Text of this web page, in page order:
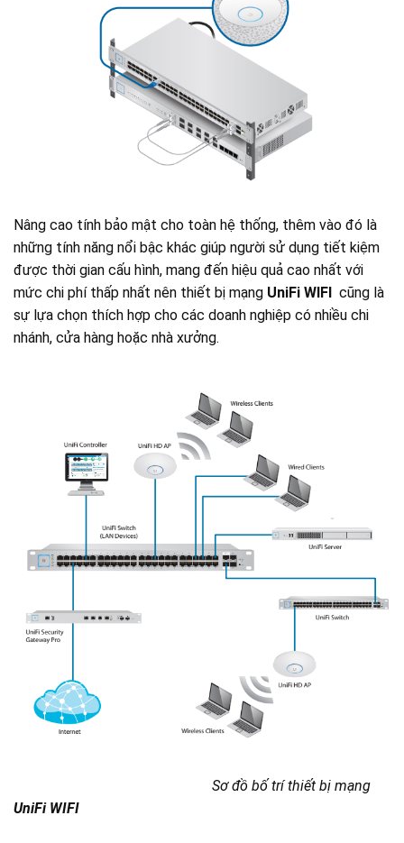
Nâng cao tính bảo mật cho toàn hệ thống, thêm vào đó là
những tính năng nổi bậc khác giúp người sử dụng tiết kiệm
được thời gian cấu hình, mang đến hiệu quả cao nhất với
mức chi phí thấp nhất nên thiết bị mạng UniFi WIFI cũng là
sự lựa chọn thích hợp cho các doanh nghiệp có nhiều chi
nhánh, cửa hàng hoặc nhà xưởng.
Sơ đồ bố trí thiết bị mạng
UniFi WIFI